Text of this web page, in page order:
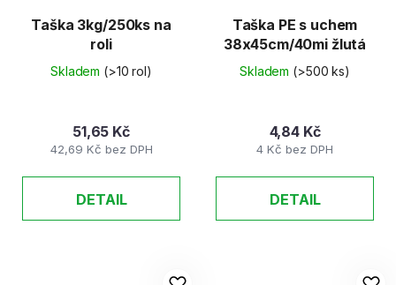
Taška 3kg/250ks na
roli
Skladem (>10 rol)
42,69 Kč bez DPH
51,65 Kč
DETAIL
Taška PE s uchem
38x45cm/40mi žlutá
Skladem (>500 ks)
4 Kč bez DPH
4,84 Kč
DETAIL